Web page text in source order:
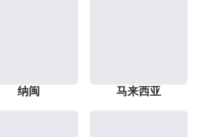
纳闽 马来西亚